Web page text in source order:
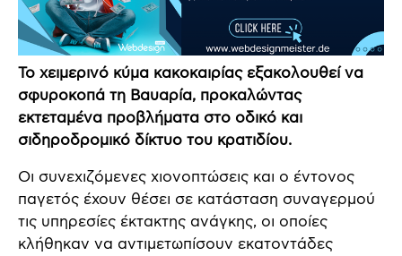
Το χειμερινό κύμα κακοκαιρίας εξακολουθεί να
σφυροκοπά τη Βαυαρία, προκαλώντας
εκτεταμένα προβλήματα στο οδικό και
σιδηροδρομικό δίκτυο του κρατιδίου.
Οι συνεχιζόμενες χιονοπτώσεις και ο έντονος
παγετός έχουν θέσει σε κατάσταση συναγερμού
τις υπηρεσίες έκτακτης ανάγκης, οι οποίες
κλήθηκαν να αντιμετωπίσουν εκατοντάδες